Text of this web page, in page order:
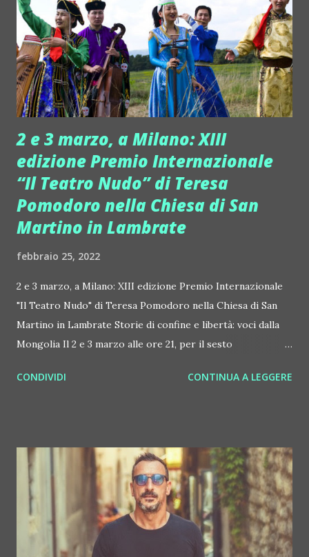
infatti insieme la qualità sonora dell'hi fi e la versatilità
degli impianti audio professionali, per questo sono Hi-Pro.
Progettate secondo una tecnologia innovativa, hanno un
design che colpisce... ma non è una scelta dei due ingegneri
fiorentini, Andrea e Simone Ugolini, che le hanno create.
"Non potevano che avere questa...
2 e 3 marzo, a Milano: XIII
edizione Premio Internazionale
“Il Teatro Nudo” di Teresa
Pomodoro nella Chiesa di San
Martino in Lambrate
febbraio 25, 2022
2 e 3 marzo, a Milano: XIII edizione Premio Internazionale
"Il Teatro Nudo" di Teresa Pomodoro nella Chiesa di San
Martino in Lambrate Storie di confine e libertà: voci dalla
Mongolia Il 2 e 3 marzo alle ore 21, per il sesto
"Il Teatro Nudo di Teresa Pomodoro" il No'hma presenta –
musicista Enkhjargal Dandarvaanchig. L'artista è
contraddistinto da un virtuosismo che trasmette
musicalmente l'armonia della propria cultura. Il No'hma
diretto da Livia Pomodoro prosegue nella sua vocazione di
portare il teatro fuori dal teatro, "disseminando" spettacoli
CONDIVIDI CONTINUA A LEGGERE